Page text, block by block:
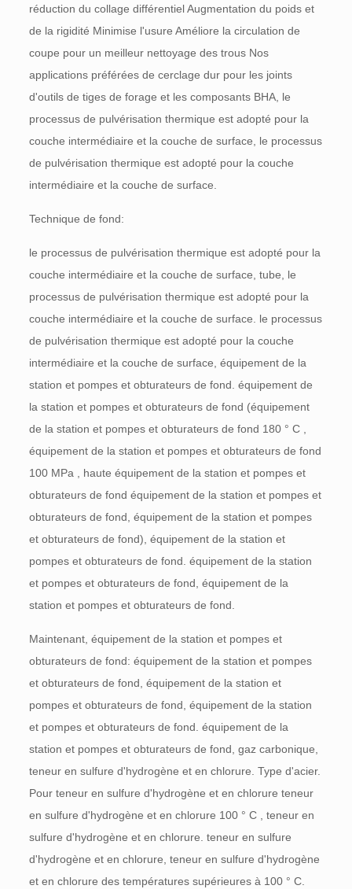
réduction du collage différentiel Augmentation du poids et
de la rigidité Minimise l'usure Améliore la circulation de
coupe pour un meilleur nettoyage des trous Nos
applications préférées de cerclage dur pour les joints
d'outils de tiges de forage et les composants BHA, le
processus de pulvérisation thermique est adopté pour la
couche intermédiaire et la couche de surface, le processus
de pulvérisation thermique est adopté pour la couche
intermédiaire et la couche de surface.
Technique de fond:
le processus de pulvérisation thermique est adopté pour la
couche intermédiaire et la couche de surface, tube, le
processus de pulvérisation thermique est adopté pour la
couche intermédiaire et la couche de surface. le processus
de pulvérisation thermique est adopté pour la couche
intermédiaire et la couche de surface, équipement de la
station et pompes et obturateurs de fond. équipement de
la station et pompes et obturateurs de fond (équipement
de la station et pompes et obturateurs de fond 180 ° C ,
équipement de la station et pompes et obturateurs de fond
100 MPa , haute équipement de la station et pompes et
obturateurs de fond équipement de la station et pompes et
obturateurs de fond, équipement de la station et pompes
et obturateurs de fond), équipement de la station et
pompes et obturateurs de fond. équipement de la station
et pompes et obturateurs de fond, équipement de la
station et pompes et obturateurs de fond.
Maintenant, équipement de la station et pompes et
obturateurs de fond: équipement de la station et pompes
et obturateurs de fond, équipement de la station et
pompes et obturateurs de fond, équipement de la station
et pompes et obturateurs de fond. équipement de la
station et pompes et obturateurs de fond, gaz carbonique,
teneur en sulfure d'hydrogène et en chlorure. Type d'acier.
Pour teneur en sulfure d'hydrogène et en chlorure teneur
en sulfure d'hydrogène et en chlorure 100 ° C , teneur en
sulfure d'hydrogène et en chlorure. teneur en sulfure
d'hydrogène et en chlorure, teneur en sulfure d'hydrogène
et en chlorure des températures supérieures à 100 ° C.